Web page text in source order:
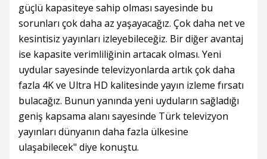
güçlü kapasiteye sahip olması sayesinde bu
sorunları çok daha az yaşayacağız. Çok daha net ve
kesintisiz yayınları izleyebileceğiz. Bir diğer avantaj
ise kapasite verimliliğinin artacak olması. Yeni
uydular sayesinde televizyonlarda artık çok daha
fazla 4K ve Ultra HD kalitesinde yayın izleme fırsatı
bulacağız. Bunun yanında yeni uyduların sağladığı
geniş kapsama alanı sayesinde Türk televizyon
yayınları dünyanın daha fazla ülkesine
ulaşabilecek" diye konuştu.